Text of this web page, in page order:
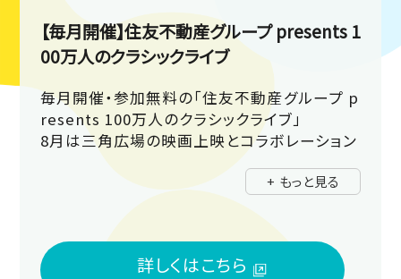
【毎月開催】住友不動産グループ presents 1
00万人のクラシックライブ
毎月開催・参加無料の「住友不動産グループ p
resents 100万人のクラシックライブ」
8月は三角広場の映画上映とコラボレーション
ラシックの名曲たちをヴァイオリン・チェロ・ピ
動と共に、癒しのひとときをお過ごしください。
+ もっと見る
詳しくはこちら